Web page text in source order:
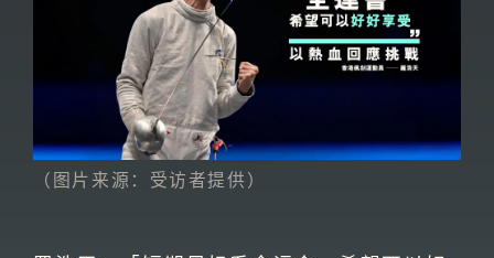
（图片来源：受访者提供）